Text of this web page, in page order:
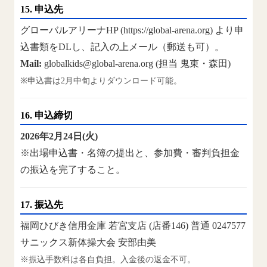
15. 申込先
グローバルアリーナHP (https://global-arena.org) より申
込書類をDLし、記入の上メール（郵送も可）。
Mail: globalkids@global-arena.org (担当 鬼束・森田)
※申込書は2月中旬よりダウンロード可能。
16. 申込締切
2026年2月24日(火)
※出場申込書・名簿の提出と、参加費・審判負担金
の振込を完了すること。
17. 振込先
福岡ひびき信用金庫 若宮支店 (店番146) 普通 0247577
サニックス新体操大会 安部由美
※振込手数料は各自負担。入金後の返金不可。